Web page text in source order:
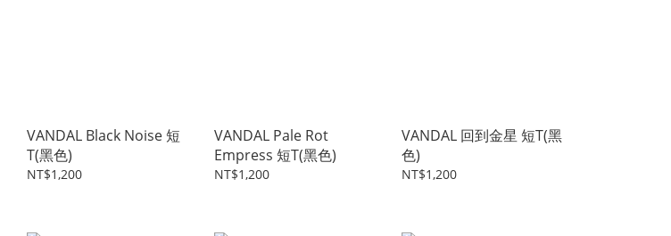
VANDAL Black Noise 短
T(黑色)
NT$1,200
VANDAL Pale Rot
Empress 短T(黑色)
NT$1,200
VANDAL 回到金星 短T(黑
色)
NT$1,200